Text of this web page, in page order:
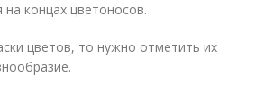
концах цветоносов.
цветов, то нужно отметить их